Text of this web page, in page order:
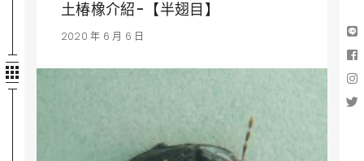
土椿橡介紹-【半翅目】
2020 年 6 月 6 日